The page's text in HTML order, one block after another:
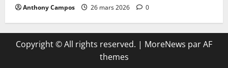
Anthony Campos 26 mars 2026 0
Copyright © All rights reserved. | MoreNews par AF
themes